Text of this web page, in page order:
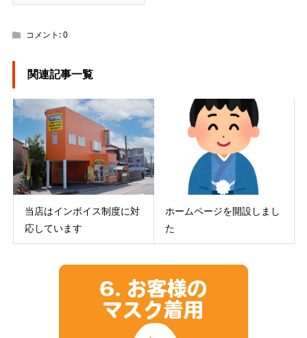
コメント:0
関連記事一覧
当店はインボイス制度に対
応しています
ホームページを開設しまし
た